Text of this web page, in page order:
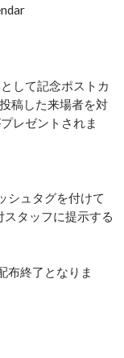
して記念ポストカ
稿した来場者を対
レゼントされま
シュタグを付けて
タッフに提示する
布終了となりま